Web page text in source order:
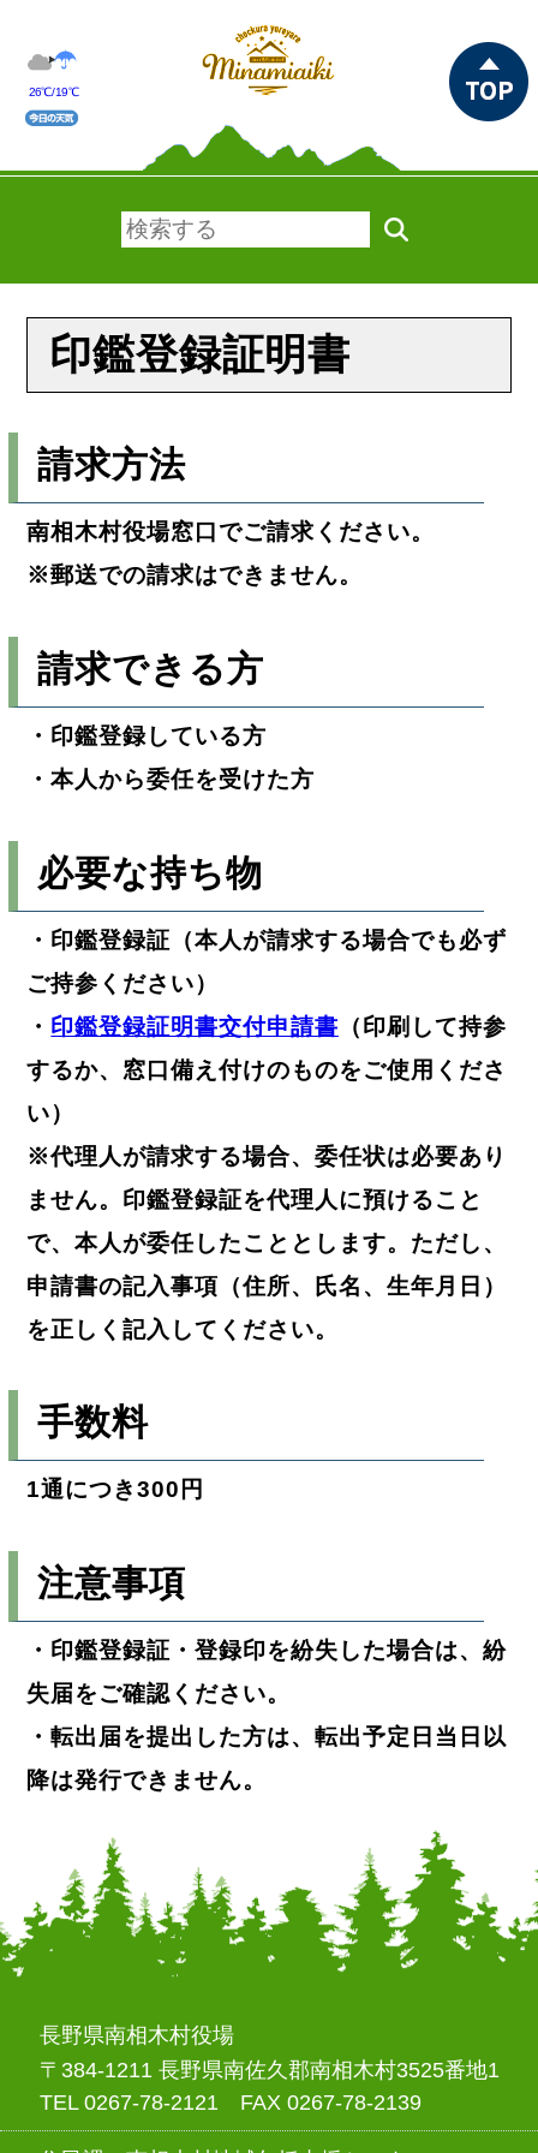
26℃/19℃
印鑑登録証明書
請求方法
南相木村役場窓口でご請求ください。
※郵送での請求はできません。
請求できる方
・印鑑登録している方
・本人から委任を受けた方
必要な持ち物
・印鑑登録証（本人が請求する場合でも必ず
ご持参ください）
・ 印鑑登録証明書交付申請書 （印刷して持参
するか、窓口備え付けのものをご使用くださ
い）
※代理人が請求する場合、委任状は必要あり
ません。印鑑登録証を代理人に預けること
で、本人が委任したこととします。ただし、
申請書の記入事項（住所、氏名、生年月日）
を正しく記入してください。
手数料
1通につき300円
注意事項
・印鑑登録証・登録印を紛失した場合は、紛
失届をご確認ください。
・転出届を提出した方は、転出予定日当日以
降は発行できません。
長野県南相木村役場
〒384-1211 長野県南佐久郡南相木村3525番地1
TEL 0267-78-2121 FAX 0267-78-2139